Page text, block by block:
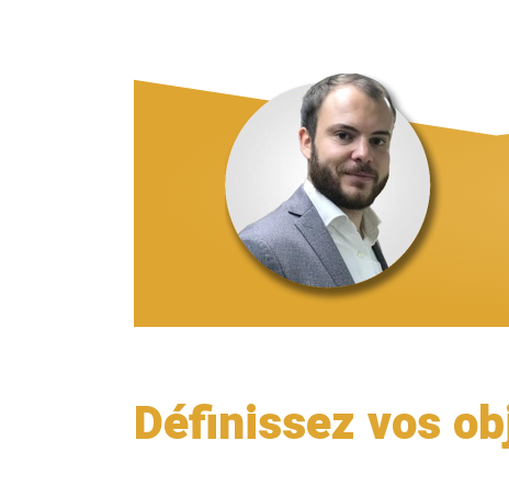
Définissez vos